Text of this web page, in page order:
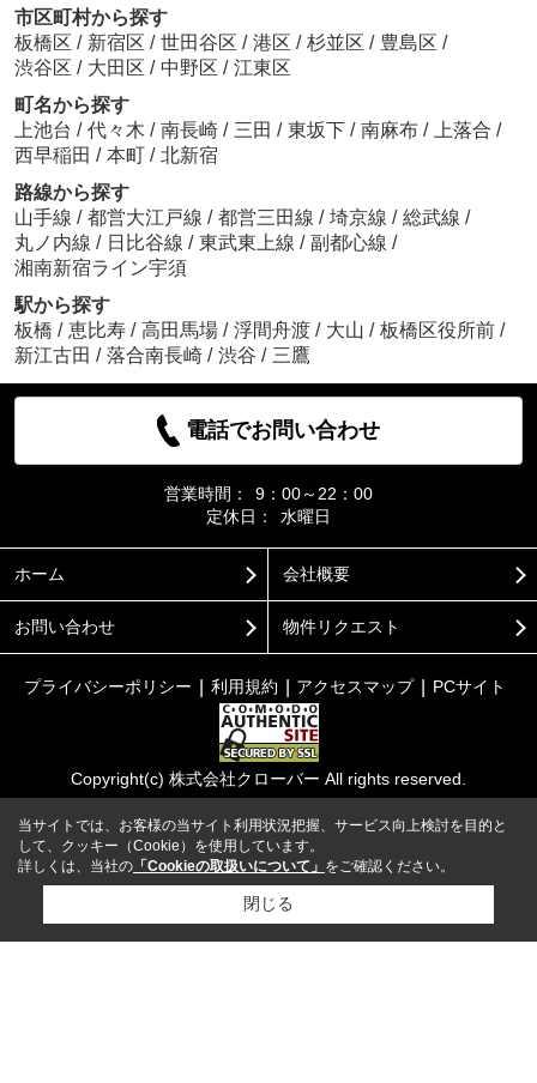
市区町村から探す
板橋区 / 新宿区 / 世田谷区 / 港区 / 杉並区 / 豊島区 /
渋谷区 / 大田区 / 中野区 / 江東区
町名から探す
上池台 / 代々木 / 南長崎 / 三田 / 東坂下 / 南麻布 / 上落合 /
西早稲田 / 本町 / 北新宿
路線から探す
山手線 / 都営大江戸線 / 都営三田線 / 埼京線 / 総武線 /
丸ノ内線 / 日比谷線 / 東武東上線 / 副都心線 /
湘南新宿ライン宇須
駅から探す
板橋 / 恵比寿 / 高田馬場 / 浮間舟渡 / 大山 / 板橋区役所前 /
新江古田 / 落合南長崎 / 渋谷 / 三鷹
電話でお問い合わせ
営業時間：
9：00～22：00
定休日：
水曜日
ホーム 会社概要
お問い合わせ 物件リクエスト
プライバシーポリシー 利用規約 アクセスマップ PCサイト
Copyright(c) 株式会社クローバー All rights reserved.
当サイトでは、お客様の当サイト利用状況把握、サービス向上検討を目的と
して、クッキー（Cookie）を使用しています。
詳しくは、当社の 「Cookieの取扱いについて」 をご確認ください。
閉じる